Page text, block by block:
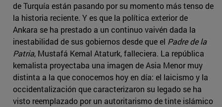
de Turquía están pasando por su momento más tenso de
la historia reciente. Y es que la política exterior de
Ankara se ha prestado a un continuo vaivén dada la
inestabilidad de sus gobiernos desde que el Padre de la
Patria, Mustafá Kemal Ataturk, falleciera. La república
kemalista proyectaba una imagen de Asia Menor muy
distinta a la que conocemos hoy en día: el laicismo y la
occidentalización que caracterizaron su legado se ha
visto reemplazado por un autoritarismo de tinte islámico